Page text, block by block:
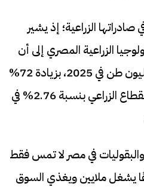
الزراعية؛ إذ يشير
الزراعية المصري إلى أن
صادرات الزراعة بلغت 8.6 مليون طن في 2025، بزيادة 72%
مقارنة بعام 2018، مع نمو القطاع الزراعي بنسبة 2.76% في
في مصر لا تمس فقط
يشغل ملايين ويغذي السوق